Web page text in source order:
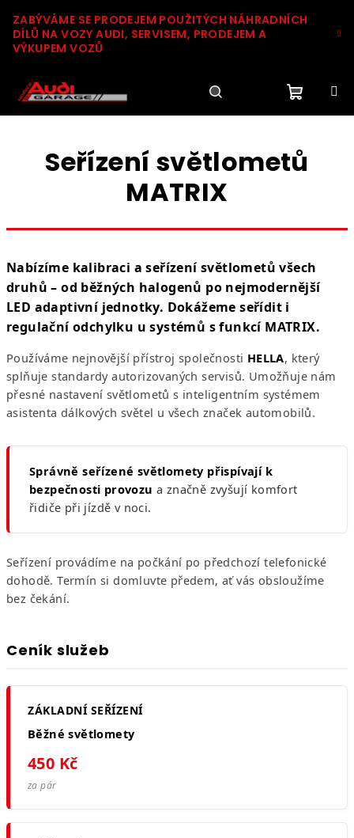
na
obsah
ZABÝVÁME SE PRODEJEM POUŽITÝCH NÁHRADNÍCH
DÍLŮ NA VOZY AUDI, SERVISEM, PRODEJEM A
VÝKUPEM VOZŮ
HledatPřihlášení
košík
Seřízení světlometů
MATRIX
Nabízíme kalibraci a seřízení světlometů všech
druhů – od běžných halogenů po nejmodernější
LED adaptivní jednotky. Dokážeme seřídit i
regulační odchylku u systémů s funkcí MATRIX.
Používáme nejnovější přístroj společnosti HELLA, který
splňuje standardy autorizovaných servisů. Umožňuje nám
přesné nastavení světlometů s inteligentním systémem
asistenta dálkových světel u všech značek automobilů.
Správně seřízené světlomety přispívají k
bezpečnosti provozu a značně zvyšují komfort
řidiče při jízdě v noci.
Seřízení provádíme na počkání po předchozí telefonické
dohodě. Termín si domluvte předem, ať vás obsloužíme
bez čekání.
Ceník služeb
ZÁKLADNÍ SEŘÍZENÍ
Běžné světlomety
450 Kč
za pár